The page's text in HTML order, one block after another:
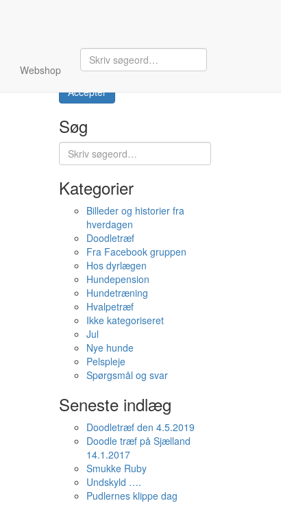
Webshop
Nyhedsbrev
Accepter
Søg
Kategorier
Billeder og historier fra
hverdagen
Doodletræf
Fra Facebook gruppen
Hos dyrlægen
Hundepension
Hundetræning
Hvalpetræf
Ikke kategoriseret
Jul
Nye hunde
Pelspleje
Spørgsmål og svar
Seneste indlæg
Doodletræf den 4.5.2019
Doodle træf på Sjælland
14.1.2017
Smukke Ruby
Undskyld ….
Pudlernes klippe dag